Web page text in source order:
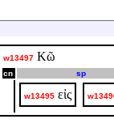
w13497 Κῶ
cn sp
w13495 εἰς